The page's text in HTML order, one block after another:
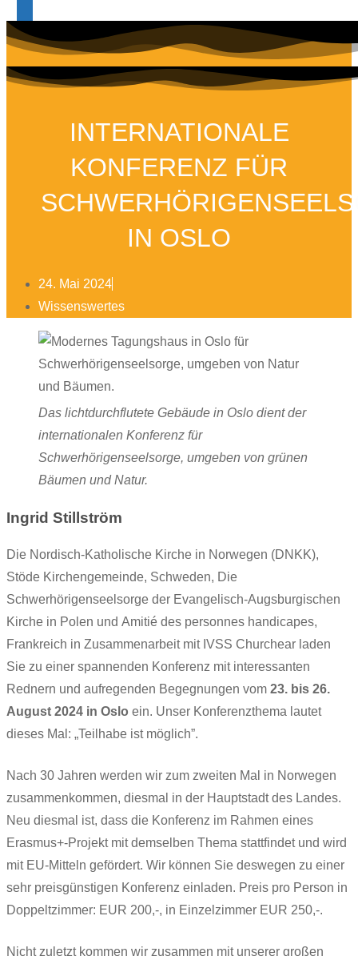
INTERNATIONALE
KONFERENZ FÜR
IN OSLO
24. Mai 2024
Wissenswertes
Das lichtdurchflutete Gebäude in Oslo dient der
internationalen Konferenz für
Schwerhörigenseelsorge, umgeben von grünen
Bäumen und Natur.
Ingrid Stillström
Die Nordisch-Katholische Kirche in Norwegen (DNKK),
Stöde Kirchengemeinde, Schweden, Die
Schwerhörigenseelsorge der Evangelisch-Augsburgischen
Kirche in Polen und Amitié des personnes handicapes,
Frankreich in Zusammenarbeit mit IVSS Churchear laden
Sie zu einer spannenden Konferenz mit interessanten
Rednern und aufregenden Begegnungen vom 23. bis 26.
August 2024 in Oslo ein. Unser Konferenzthema lautet
dieses Mal: „Teilhabe ist möglich”.
Nach 30 Jahren werden wir zum zweiten Mal in Norwegen
zusammenkommen, diesmal in der Hauptstadt des Landes.
Neu diesmal ist, dass die Konferenz im Rahmen eines
Erasmus+-Projekt mit demselben Thema stattfindet und wird
mit EU-Mitteln gefördert. Wir können Sie deswegen zu einer
sehr preisgünstigen Konferenz einladen. Preis pro Person in
Doppeltzimmer: EUR 200,-, in Einzelzimmer EUR 250,-.
Nicht zuletzt kommen wir zusammen mit unserer großen